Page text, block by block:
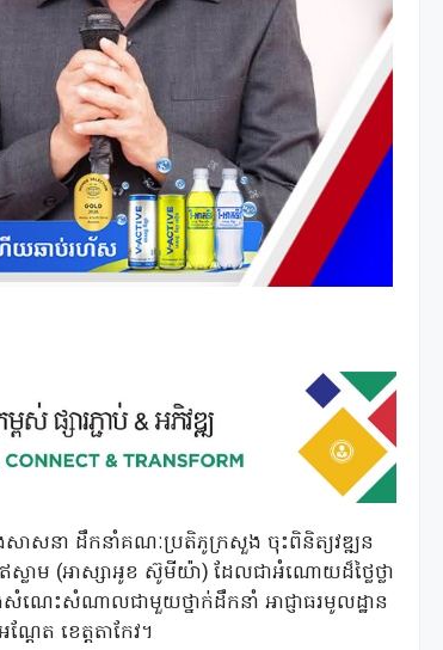
ងសាសនា ដឹកនាំគណៈប្រតិភូក្រសួង ចុះពិនិត្យវឌ្ឍន
ាម (អាស្សាអូខ ស៊ូមីយ៉ា) ដែលជាអំណោយដ៏ថ្លៃថ្លា
េះសំណាលជាមួយថ្នាក់ដឹកនាំ អាជ្ញាធរមូលដ្ឋាន
ត ខេត្តតាកែវ។